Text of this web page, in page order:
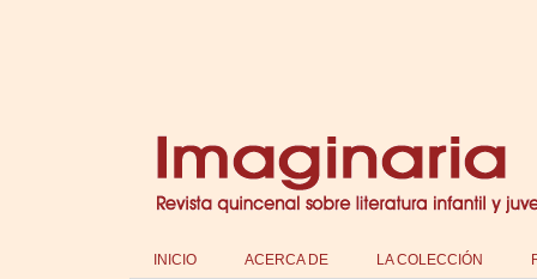
INICIO ACERCA DE LA COLECCIÓN